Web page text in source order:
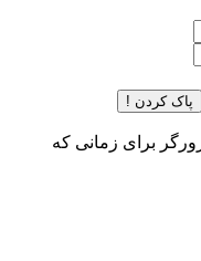
پاک کردن !
برای زمانی که